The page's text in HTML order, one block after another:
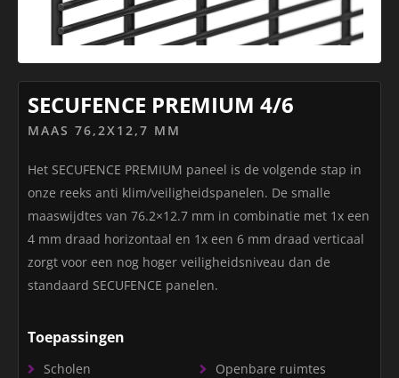
SECUFENCE PREMIUM 4/6
MAAS 76,2X12,7 MM
Het SECUFENCE PREMIUM paneel is de volgende stap in
onze reeks anti klim/veiligheidspanelen. De smalle
maaswijdtes van 76.2×12.7 mm in combinatie met 1x een
4 mm draad horizontaal en 1x een 6 mm draad verticaal
zorgt voor een nog hoger veiligheidsniveau dan de
standaard SECUFENCE panelen.
Toepassingen
Scholen
Openbare ruimtes